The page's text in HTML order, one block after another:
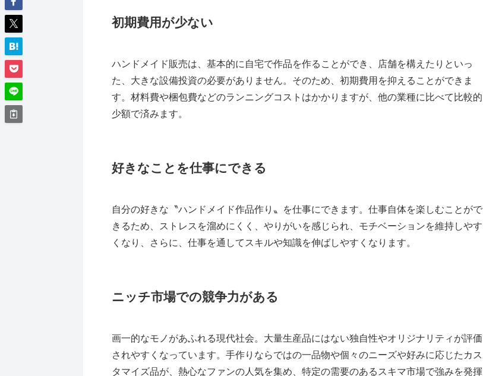
初期費用が少ない
ハンドメイド販売は、基本的に自宅で作品を作ることができ、店舗を構えたりといっ
た、大きな設備投資の必要がありません。そのため、初期費用を抑えることができま
す。材料費や梱包費などのランニングコストはかかりますが、他の業種に比べて比較的
少額で済みます。
好きなことを仕事にできる
自分の好きな〝ハンドメイド作品作り〟を仕事にできます。仕事自体を楽しむことがで
きるため、ストレスを溜めにくく、やりがいを感じられ、モチベーションを維持しやす
くなり、さらに、仕事を通してスキルや知識を伸ばしやすくなります。
ニッチ市場での競争力がある
画一的なモノがあふれる現代社会。大量生産品にはない独自性やオリジナリティが評価
されやすくなっています。手作りならではの一品物や個々のニーズや好みに応じたカス
タマイズ品が、熱心なファンの人気を集め、特定の需要のあるスキマ市場で強みを発揮